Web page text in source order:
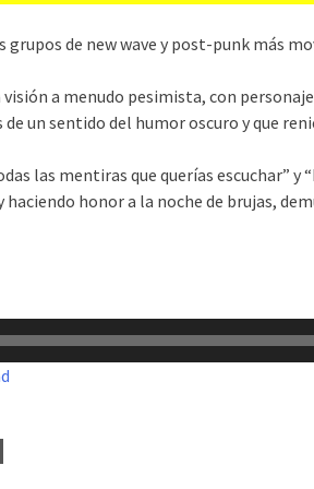
grupos de new wave y post-punk más
a menudo pesimista, con
un sentido del humor oscuro y que
las mentiras que querías escuchar”
haciendo honor a la noche de brujas,